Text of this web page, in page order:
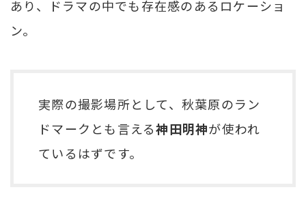
あり、ドラマの中でも存在感のあるロケーショ
ン。
実際の撮影場所として、秋葉原のラン
ドマークとも言える神田明神が使われ
ているはずです。